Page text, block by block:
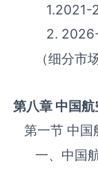
1.2021-
2.
（细分市
第八章 中国
第一节 中国
一、中国